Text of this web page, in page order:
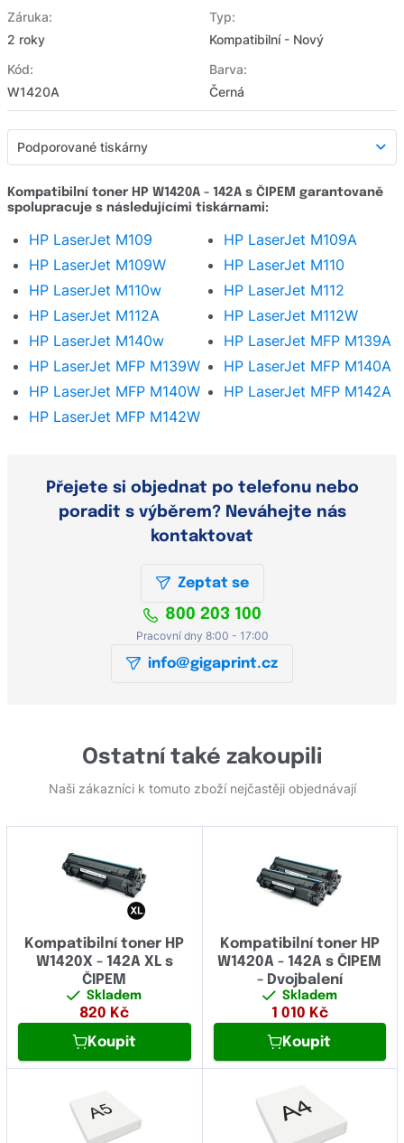
Záruka:
2 roky
Typ:
Kompatibilní - Nový
Kód:
W1420A
Barva:
Černá
Podporované tiskárny
Detailní popis
Hodnocení e-shopu
Zeptat se
Kompatibilní toner HP W1420A - 142A s ČIPEM garantovaně
spolupracuje s následujícími tiskárnami:
HP LaserJet M109
HP LaserJet M109A
HP LaserJet M109W
HP LaserJet M110
HP LaserJet M110w
HP LaserJet M112
HP LaserJet M112A
HP LaserJet M112W
HP LaserJet M140w
HP LaserJet MFP M139A
HP LaserJet MFP M139W
HP LaserJet MFP M140A
HP LaserJet MFP M140W
HP LaserJet MFP M142A
HP LaserJet MFP M142W
Přejete si objednat po telefonu nebo
poradit s výběrem? Neváhejte nás
kontaktovat
Zeptat se
800 203 100
Pracovní dny 8:00 - 17:00
info@gigaprint.cz
Ostatní také zakoupili
Naši zákazníci k tomuto zboží nejčastěji objednávají
Kompatibilní toner HP
W1420X - 142A XL s
ČIPEM
Skladem
820 Kč
Koupit
Kompatibilní toner HP
W1420A - 142A s ČIPEM
- Dvojbalení
Skladem
1 010 Kč
Koupit